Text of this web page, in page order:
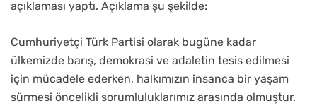
açıklaması yaptı. Açıklama şu şekilde:
Cumhuriyetçi Türk Partisi olarak bugüne kadar
ülkemizde barış, demokrasi ve adaletin tesis edilmesi
için mücadele ederken, halkımızın insanca bir yaşam
sürmesi öncelikli sorumluluklarımız arasında olmuştur.